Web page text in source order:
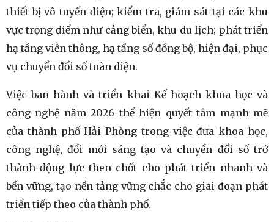
thiết bị vô tuyến điện; kiểm tra, giám sát tại các khu
vực trọng điểm như cảng biển, khu du lịch; phát triển
hạ tầng viễn thông, hạ tầng số đồng bộ, hiện đại, phục
vụ chuyển đổi số toàn diện.
Việc ban hành và triển khai Kế hoạch khoa học và
công nghệ năm 2026 thể hiện quyết tâm mạnh mẽ
của thành phố Hải Phòng trong việc đưa khoa học,
công nghệ, đổi mới sáng tạo và chuyển đổi số trở
thành động lực then chốt cho phát triển nhanh và
bền vững, tạo nền tảng vững chắc cho giai đoạn phát
triển tiếp theo của thành phố.